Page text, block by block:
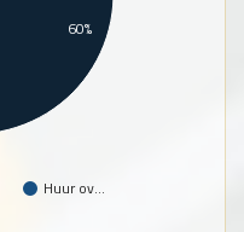
Huur ov…
60%